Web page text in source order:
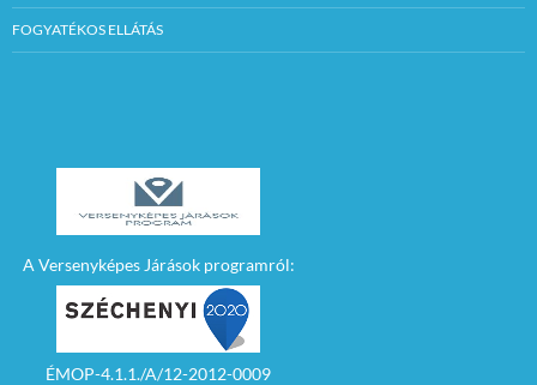
FOGYATÉKOS ELLÁTÁS
A Versenyképes Járások programról:
ÉMOP-4.1.1./A/12-2012-0009